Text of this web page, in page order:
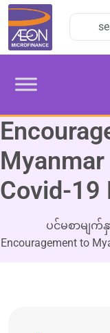
Covid-19
ပင်မစာမျက်နှ
Encouragement to